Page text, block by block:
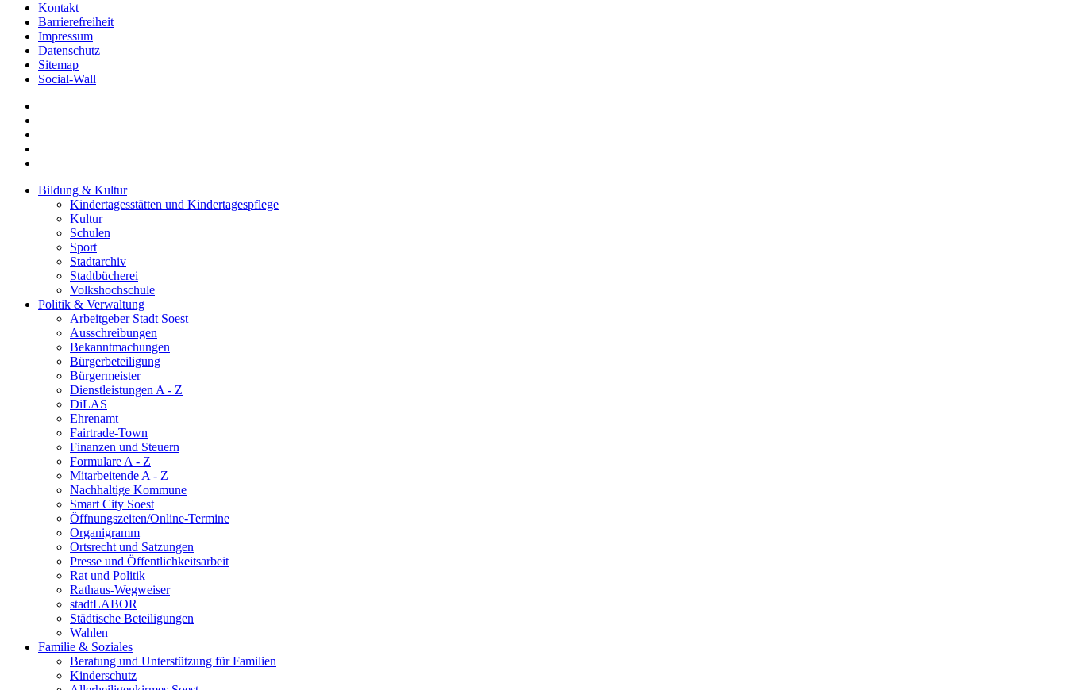
Kontakt
Barrierefreiheit
Impressum
Datenschutz
Sitemap
Social-Wall
Bildung & Kultur
Kindertagesstätten und Kindertagespflege
Kultur
Schulen
Sport
Stadtarchiv
Stadtbücherei
Volkshochschule
Politik & Verwaltung
Arbeitgeber Stadt Soest
Ausschreibungen
Bekanntmachungen
Bürgerbeteiligung
Bürgermeister
Dienstleistungen A - Z
DiLAS
Ehrenamt
Fairtrade-Town
Finanzen und Steuern
Formulare A - Z
Mitarbeitende A - Z
Nachhaltige Kommune
Smart City Soest
Öffnungszeiten/Online-Termine
Organigramm
Ortsrecht und Satzungen
Presse und Öffentlichkeitsarbeit
Rat und Politik
Rathaus-Wegweiser
stadtLABOR
Städtische Beteiligungen
Wahlen
Familie & Soziales
Beratung und Unterstützung für Familien
Kinderschutz